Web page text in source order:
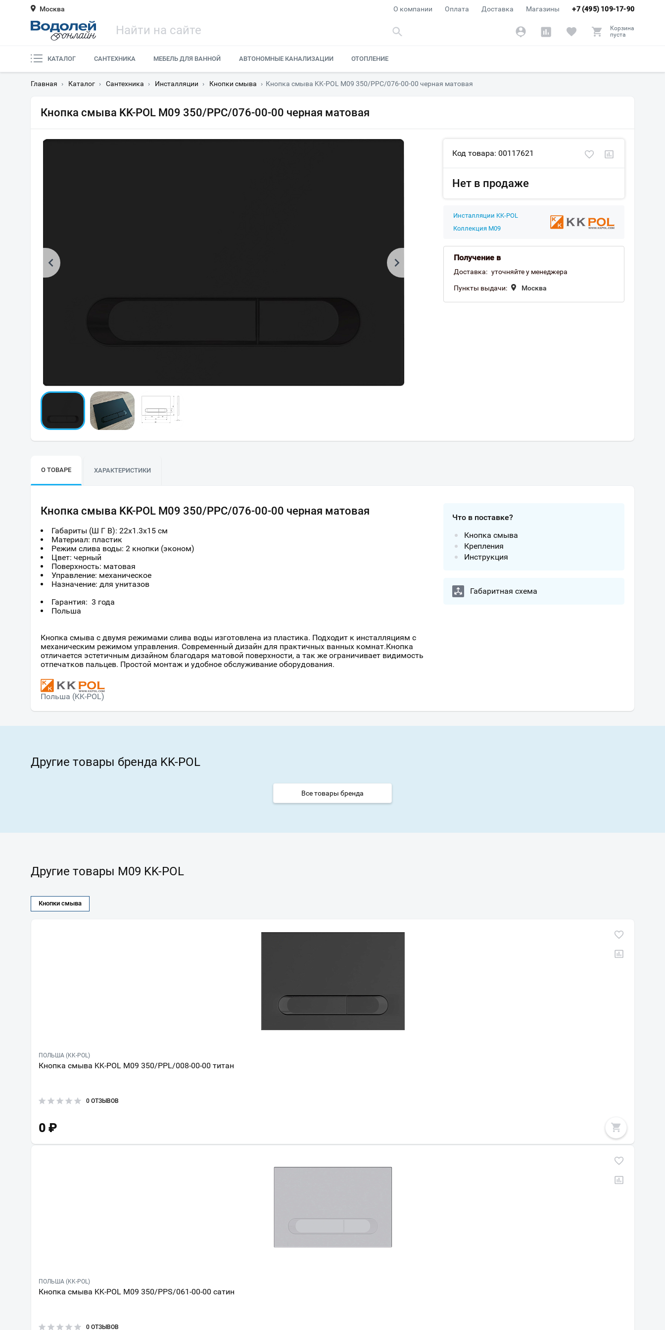
Москва +7 (495) 109-17-90
О компании Оплата Доставка Магазины
Корзина
пуста
КАТАЛОГ САНТЕХНИКА МЕБЕЛЬ ДЛЯ ВАННОЙ АВТОНОМНЫЕ КАНАЛИЗАЦИИ ОТОПЛЕНИЕ
Главная › Каталог › Сантехника › Инсталляции › Кнопки смыва › Кнопка смыва KK-POL M09 350/PPC/076-00-00 черная матовая
Кнопка смыва KK-POL M09 350/PPC/076-00-00 черная матовая
Код товара: 00117621
Нет в продаже
Инсталляции KK-POL
Коллекция M09
Получение в
Доставка: уточняйте у менеджера
Пункты выдачи: Москва
О ТОВАРЕ ХАРАКТЕРИСТИКИ
Кнопка смыва KK-POL M09 350/PPC/076-00-00 черная матовая
Габариты (Ш Г В): 22x1.3x15 см
Материал: пластик
Режим слива воды: 2 кнопки (эконом)
Цвет: черный
Поверхность: матовая
Управление: механическое
Назначение: для унитазов
Гарантия: 3 года
Польша
Кнопка смыва с двумя режимами слива воды изготовлена из пластика. Подходит к инсталляциям с
механическим режимом управления. Современный дизайн для практичных ванных комнат.Кнопка
отличается эстетичным дизайном благодаря матовой поверхности, а так же ограничивает видимость
отпечатков пальцев. Простой монтаж и удобное обслуживание оборудования.
Польша (KK-POL)
Что в поставке?
Кнопка смыва
Крепления
Инструкция
Габаритная схема
Другие товары бренда KK-POL
Все товары бренда
Другие товары M09 KK-POL
Кнопки смыва
ПОЛЬША (KK-POL)
Кнопка смыва KK-POL M09 350/PPL/008-00-00 титан
0 ОТЗЫВОВ
0 ₽
ПОЛЬША (KK-POL)
Кнопка смыва KK-POL M09 350/PPS/061-00-00 сатин
0 ОТЗЫВОВ